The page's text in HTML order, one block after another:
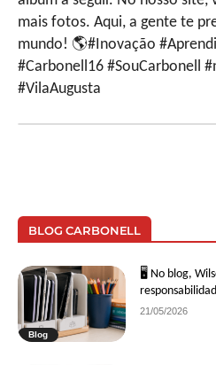
mais fotos. Aqui, a gente te
mundo! 🌎#Inovação
#Carbonell16 #SouCarbonell
#VilaAugusta
BLOG CARBONELL
Blog
🖥 No blog,
21/05/2026